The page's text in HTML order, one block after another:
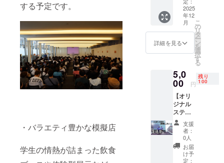
する予定です。
・バラエティ豊かな模擬店
学生の情熱が詰まった飲食
年9月21
日（日
曜日）
11:00-
18:00
通信大
学寝屋
ンパス
・支援
者様の
交通費
や滞在
費：支
援者様
の交通
のメッ
セージ
・パン
フレッ
トなど
へのお
告書
【詳
細】 ・
日時：
2025年
9月20日
（土曜
日）
11:00-
18:00
2025
年12
月
詳細を見る
こ
の
リ
タ
ー
ン
を
選
択
す
る
5,0
00 円
残り
100
【オリ
ジナル
ステッ
カー＋
これま
での金
額のリ
ター
ン】 <
支援
者：
0人
お届
け予
定：